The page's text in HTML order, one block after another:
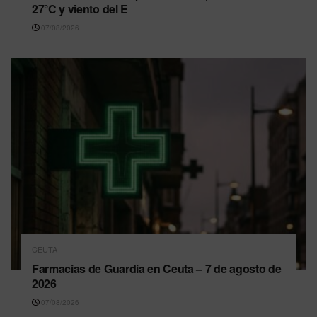
27°C y viento del E
07/08/2026
CEUTA
Farmacias de Guardia en Ceuta – 7 de agosto de
2026
07/08/2026